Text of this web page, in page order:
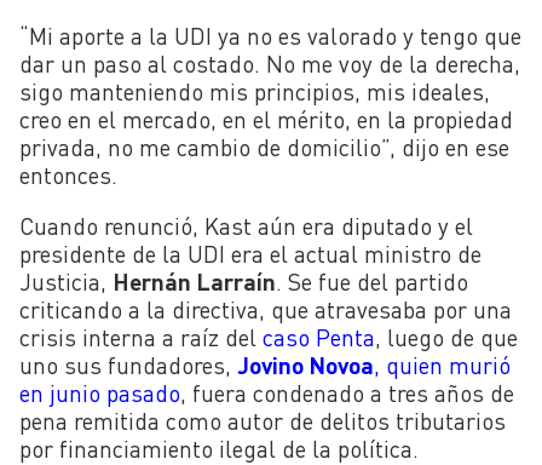
“Mi aporte a la UDI ya no es valorado y tengo que
dar un paso al costado. No me voy de la derecha,
sigo manteniendo mis principios, mis ideales,
creo en el mercado, en el mérito, en la propiedad
privada, no me cambio de domicilio”, dijo en ese
entonces.
Cuando renunció, Kast aún era diputado y el
presidente de la UDI era el actual ministro de
Justicia, Hernán Larraín. Se fue del partido
criticando a la directiva, que atravesaba por una
crisis interna a raíz del caso Penta, luego de que
uno sus fundadores, Jovino Novoa, quien murió
en junio pasado, fuera condenado a tres años de
pena remitida como autor de delitos tributarios
por financiamiento ilegal de la política.